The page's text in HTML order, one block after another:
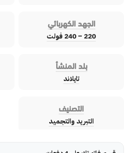
الجهد الكهربائي
220 – 240 فولت
بلد المنشأ
تايلاند
التصنيف
التبريد والتجميد